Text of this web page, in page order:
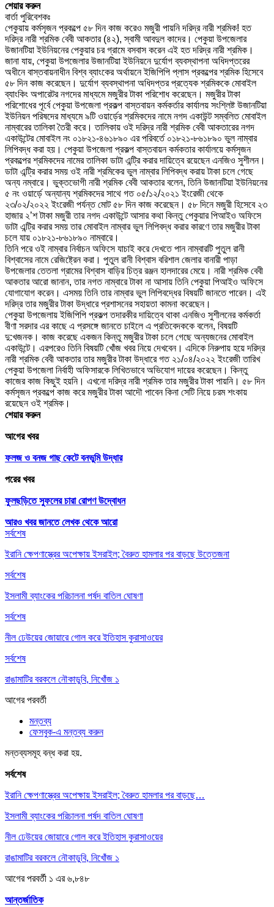
শেয়ার করুন
বার্তা পুরিবেশকঃ
পেকুয়ায় কর্মসৃজন প্রকল্পে ৫৮ দিন কাজ করেও মজুরী পায়নি দরিদ্র নারী শ্রমিক! হত
দরিদ্র নারী শ্রমিক বেবী আকতার (৪২), স্বামী আবদুল কাদের। পেকুয়া উপজেলার
উজানটিয়া ইউনিয়নের পেকুয়ার চর গ্রামে বসবাস করেন এই হত দরিদ্র নারী শ্রমিক।
জানা যায়, পেকুয়া উপজেলার উজানটিয়া ইউনিয়নে দুর্যোগ ব্যবস্থাপনা অধিদপ্তরের
অধীনে বাস্তবায়নাধীন বিশ্ব ব্যাংকের অর্থায়নে ইজিপিপি প্লাস প্রকল্পের শ্রমিক হিসেবে
৫৮ দিন কাজ করেছেন। দুর্যোগ ব্যবস্থাপনা অধিদপ্তর প্রত্যেক শ্রমিককে মোবাইল
ব্যাংকিং অপারেটর নগদের মাধ্যমে মজুরীর টাকা পরিশোধ করেছেন। মজুরীর টাকা
পরিশোধের পূর্বে পেকুয়া উপজেলা প্রকল্প বাস্তবায়ন কর্মকর্তার কার্যালয় সংশ্লিষ্ট উজানটিয়া
ইউনিয়ন পরিষদের মাধ্যমে ৯টি ওয়ার্ড়ের শ্রমিকদের নামে নগদ একাউন্ট সম্বলিত মোবাইল
নাম্বারের তালিকা তৈরী করে। তালিকায় ওই দরিদ্র নারী শ্রমিক বেবী আকতারের নগদ
একাউন্টের মোবাইল নং ০১৮২১-৪৬১৮৯০ এর পরিবর্তে ০১৮২১-৮৬১৮৯০ ভুল নাম্বার
লিপিবদ্ধ করা হয়। পেকুয়া উপজেলা প্রকল্প বাস্তবায়ন কর্মকতার কার্যালয়ে কর্মসৃজন
প্রকল্পের শ্রমিকদের নামের তালিকা ডাটা এন্ট্রি করার দায়িত্বে রয়েছেন এনজিও সুশীলন।
ডাটা এন্ট্রি করার সময় ওই নারী শ্রমিকের ভুল নাম্বার লিপিবদ্ধ করায় টাকা চলে গেছে
অন্য নম্বারে। ভুক্তভোগী নারী শ্রমিক বেবী আকতার বলেন, তিনি উজানটিয়া ইউনিয়নের
৫ নং ওয়ার্ড়ে অন্যান্য শ্রমিকদের সাথে গত ০৫/১২/২০২১ ইংরেজী থেকে
২৩/০২/২০২২ ইংরেজী পর্যন্ত মোট ৫৮ দিন কাজ করেছেন। ৫৮ দিনে মজুরী হিসেবে ২৩
হাজার ২’শ টাকা মজুরী তার নগদ একাউন্টে আসার কথা কিন্তু পেকুয়ার পিআইও অফিসে
ডাটা এন্ট্রি করার সময় তার মোবাইল নাম্বার ভুল লিপিবদ্ধ করার কারণে তার মজুরীর টাকা
চলে যায় ০১৮২১-৮৬১৮৯০ নাম্বারে।
তিনি পরে ওই নাম্বার নির্বাচন অফিসে যাচাই করে দেখতে পান নাম্বারটি পুতুল রানী
বিশ্বাসের নামে রেজিষ্ট্রেন করা। পুতুল রানী বিশ্বাস বরিশাল জেলার বানারী পাড়া
উপজেলার তেতলা গ্রামের বিশ্বাস বাড়ির চিত্র রঞ্জন হালদারের মেয়ে। নারী শ্রমিক বেবী
আকতার আরো জানান, তার নগত নাম্বারে টাকা না আসায় তিনি পেকুয়া পিআইও অফিসে
যোগাযোগ করেন। এসময় তিনি তার নাম্বার ভুল লিপিবদ্ধের বিষয়টি জানতে পারেন। এই
দরিদ্র তার মজুরীর টাকা উদ্ধারে প্রশাসনের সহায়তা কামনা করেছেন।
পেকুয়া উপজেলায় ইজিপিপি প্রকল্প তদারকীর দায়িত্বে থাকা এনজিও সুশীলনের কর্মকর্তা
বীণা সরদার এর কাছে এ প্রসঙ্গে জানতে চাইলে এ প্রতিবেদককে বলেন, বিষয়টি
দু:খজনক। কাজ করেছে একজন কিন্তু মজুরীর টাকা চলে গেছে অন্যজনের মোবাইল
একাউন্টে। এরপরেও তিনি বিষয়টি খোঁজ খবর নিয়ে দেখবেন। এদিকে নিরুপায় হয়ে দরিদ্র
নারী শ্রমিক বেবী আকতার তার মজুরীর টাকা উদ্ধারে গত ২১/০৪/২০২২ ইংরেজী তারিখ
পেকুয়া উপজেলা নির্বাহী অফিসারকে লিখিতভাবে অভিযোগ দায়ের করেছেন। কিন্তু
কাজের কাজ কিছুই হয়নি। এখনো দরিদ্র নারী শ্রমিক তার মজুরীর টাকা পায়নি। ৫৮ দিন
কর্মসৃজন প্রকল্পে কাজ করে মজুরীর টাকা আদৌ পাবেন কিনা সেটি নিয়ে চরম শংকায়
রয়েছেন ওই শ্রমিক।
শেয়ার করুন
আগের খবর
ফলজ ও বনজ গাছ কেটে বনভুমি উদ্ধার
পরের খবর
ফুলছড়িতে সুফলের চারা রোপণ উদ্বোধন
আরও খবর জানতে লেখক থেকে আরো
সর্বশেষ
ইরানি ক্ষেপণাস্ত্রের অপেক্ষায় ইসরাইল; বৈরুত হামলার পর বাড়ছে উত্তেজনা
সর্বশেষ
ইসলামী ব্যাংকের পরিচালনা পর্ষদ বাতিল ঘোষণা
সর্বশেষ
নীল ঢেউয়ের জোয়ারে গোল করে ইতিহাস কুরাসাওয়ের
সর্বশেষ
রাঙামাটির বরকলে নৌকাডুবি, নিখোঁজ ১
আগেরপরবর্তী
মন্তব্য
ফেসবুক-এ মন্তব্য করুন
মন্তব্যসমূহ বন্ধ করা হয়.
সর্বশেষ
ইরানি ক্ষেপণাস্ত্রের অপেক্ষায় ইসরাইল; বৈরুত হামলার পর বাড়ছে…
ইসলামী ব্যাংকের পরিচালনা পর্ষদ বাতিল ঘোষণা
নীল ঢেউয়ের জোয়ারে গোল করে ইতিহাস কুরাসাওয়ের
রাঙামাটির বরকলে নৌকাডুবি, নিখোঁজ ১
আগেরপরবর্তী ১ এর ৬,৮৪৮
আন্তর্জাতিক